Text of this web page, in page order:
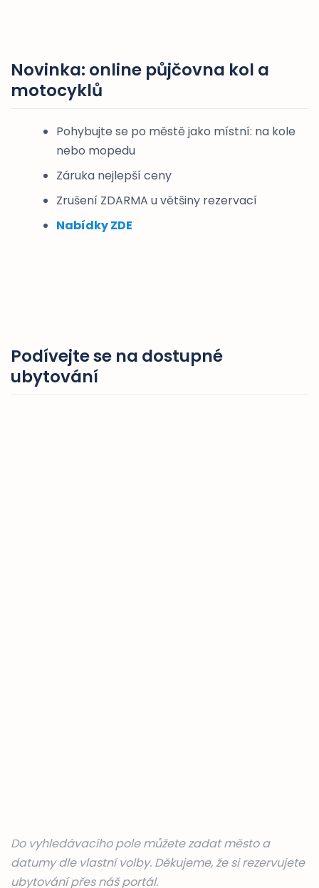
Novinka: online půjčovna kol a
motocyklů
Pohybujte se po městě jako místní: na kole
nebo mopedu
Záruka nejlepší ceny
Zrušení ZDARMA u většiny rezervací
Nabídky ZDE
Podívejte se na dostupné
ubytování
Do vyhledávacího pole můžete zadat město a
datumy dle vlastní volby. Děkujeme, že si rezervujete
ubytování přes náš portál.